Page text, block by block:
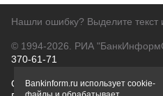
Нашли ошибку? Выделите текст
© 1994-2026. РИА
370-61-71
О проектеПолитика
Bankinform.ru использует cookie-